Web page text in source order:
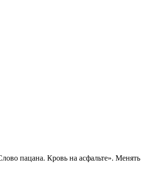
пацана. Кровь на асфальте». Менять